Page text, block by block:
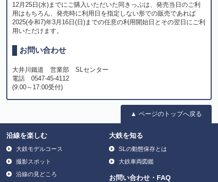
12月25日(水)までにご購入いただいた同きっぷは、発売当日のご利
用はもちろん、発売時に利用日を指定しない形での販売であれば
2025(令和7)年3月16日(日)までの任意の利用開始日とその翌日にご利
用いただけます。
お問い合わせ
大井川鐵道 営業部 SLセンター
電話 0547-45-4112
(9:00～17:00受付)
▲ ページのトップへ戻る
沿線を楽しむ
大鉄モデルコース
撮影スポット
沿線の見どころ
大鉄を知る
SLの動態保存とは
大鉄車両図鑑
お問い合わせ・FAQ